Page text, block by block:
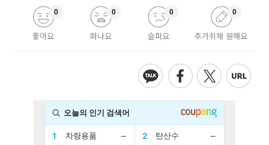
좋아요
0
화나요
0
슬퍼요
0
추가취재 원해요
0